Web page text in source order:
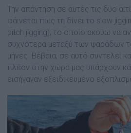
Την απάντηση σε αυτές τις δύο
φάινεται πως τη δίνει το slow
pitch jigging), το οποίο ακούω να
συχνότερα µεταξύ των ψαράδων
µήνες. Βέβαια, σε αυτό συντελεί
πλέον στην χώρα µας υπάρχουν
εισήγαγαν εξειδικευµένο